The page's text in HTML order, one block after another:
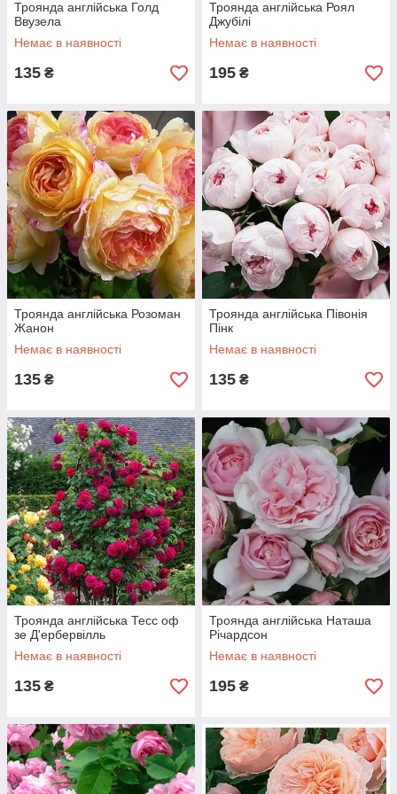
Троянда англійська Голд
Ввузела
Немає в наявності
135 ₴
Троянда англійська Роял
Джубілі
Немає в наявності
195 ₴
Троянда англійська Розоман
Жанон
Немає в наявності
135 ₴
Троянда англійська Півонія
Пінк
Немає в наявності
135 ₴
Троянда англійська Тесс оф
зе Д'ербервілль
Немає в наявності
135 ₴
Троянда англійська Наташа
Річардсон
Немає в наявності
195 ₴